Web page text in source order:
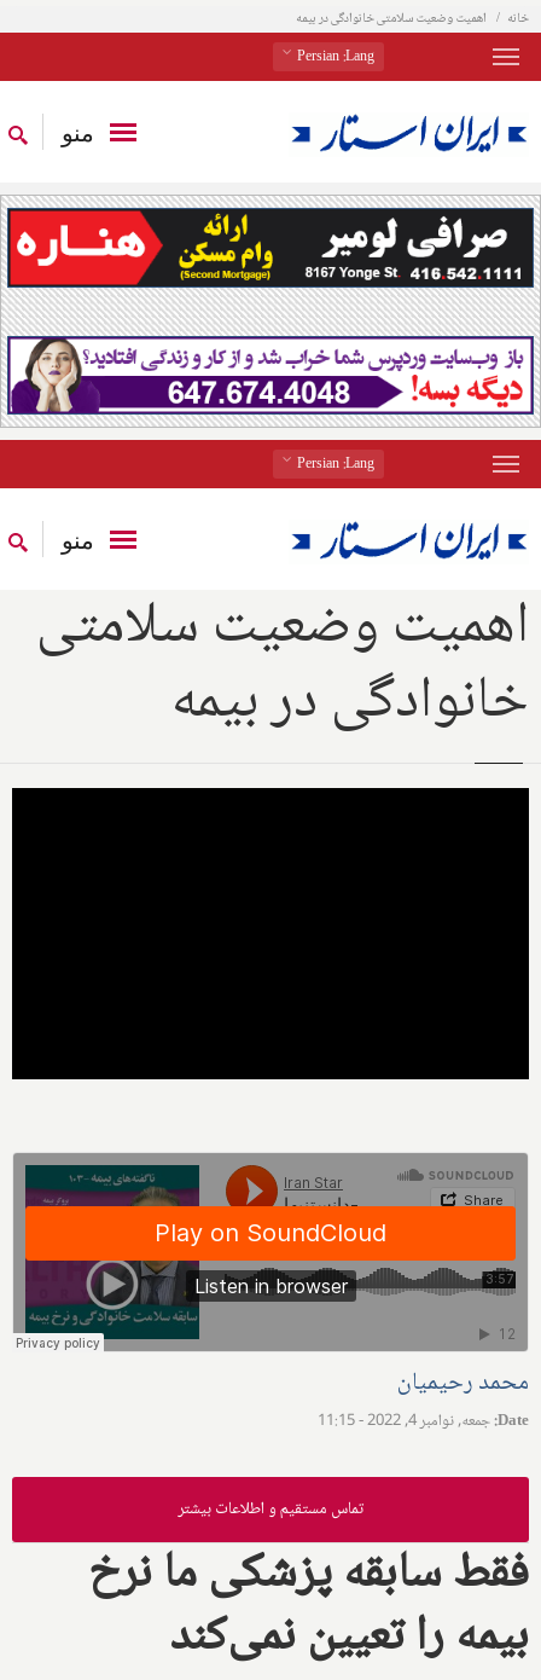
خانه اهمیت وضعیت سلامتی خانوادگی در بیمه
Lang
: Persian
منو
Lang
: Persian
منو
اهمیت وضعیت سلامتی
خانوادگی در بیمه
محمد رحیمیان
Date
:جمعه, نوامبر 4, 2022 - 11:15
تماس مستقیم و اطلاعات بیشتر
فقط سابقه پزشکی ما نرخ
بیمه را تعیین نمی‌کند